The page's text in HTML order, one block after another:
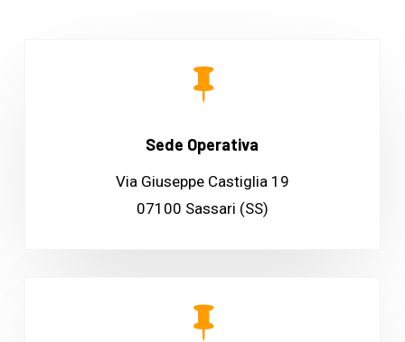

Sede Operativa
Via Giuseppe Castiglia 19
07100 Sassari (SS)
